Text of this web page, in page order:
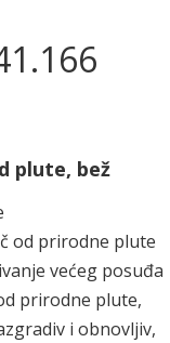
plute, bež
od prirodne plute
većeg posuđa
prirodne plute,
i obnovljiv,